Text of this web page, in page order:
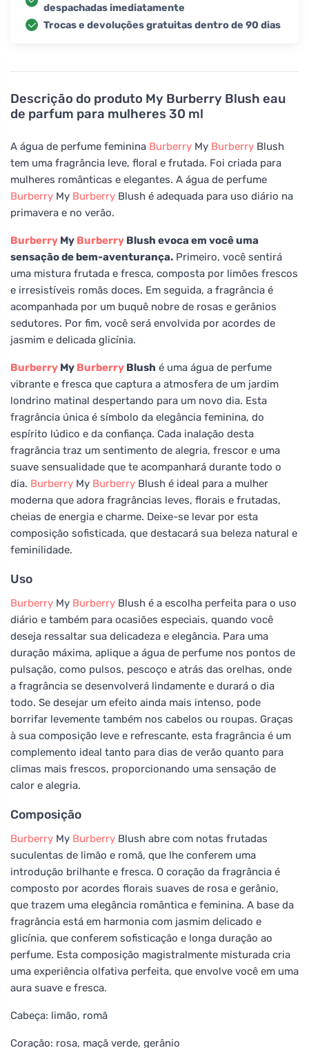
Descrição do produto My Burberry Blush eau
de parfum para mulheres 30 ml
A água de perfume feminina Burberry My Burberry Blush
tem uma fragrância leve, floral e frutada. Foi criada para
mulheres românticas e elegantes. A água de perfume
Burberry My Burberry Blush é adequada para uso diário na
primavera e no verão.
Burberry My Burberry Blush evoca em você uma
sensação de bem-aventurança. Primeiro, você sentirá
uma mistura frutada e fresca, composta por limões frescos
e irresistíveis romãs doces. Em seguida, a fragrância é
acompanhada por um buquê nobre de rosas e gerânios
sedutores. Por fim, você será envolvida por acordes de
jasmim e delicada glicínia.
Burberry My Burberry Blush é uma água de perfume
vibrante e fresca que captura a atmosfera de um jardim
londrino matinal despertando para um novo dia. Esta
fragrância única é símbolo da elegância feminina, do
espírito lúdico e da confiança. Cada inalação desta
fragrância traz um sentimento de alegria, frescor e uma
suave sensualidade que te acompanhará durante todo o
dia. Burberry My Burberry Blush é ideal para a mulher
moderna que adora fragrâncias leves, florais e frutadas,
cheias de energia e charme. Deixe-se levar por esta
composição sofisticada, que destacará sua beleza natural e
feminilidade.
Uso
Burberry My Burberry Blush é a escolha perfeita para o uso
diário e também para ocasiões especiais, quando você
deseja ressaltar sua delicadeza e elegância. Para uma
duração máxima, aplique a água de perfume nos pontos de
pulsação, como pulsos, pescoço e atrás das orelhas, onde
a fragrância se desenvolverá lindamente e durará o dia
todo. Se desejar um efeito ainda mais intenso, pode
borrifar levemente também nos cabelos ou roupas. Graças
à sua composição leve e refrescante, esta fragrância é um
complemento ideal tanto para dias de verão quanto para
climas mais frescos, proporcionando uma sensação de
calor e alegria.
Composição
Burberry My Burberry Blush abre com notas frutadas
suculentas de limão e romã, que lhe conferem uma
introdução brilhante e fresca. O coração da fragrância é
composto por acordes florais suaves de rosa e gerânio,
que trazem uma elegância romântica e feminina. A base da
fragrância está em harmonia com jasmim delicado e
glicínia, que conferem sofisticação e longa duração ao
perfume. Esta composição magistralmente misturada cria
uma experiência olfativa perfeita, que envolve você em uma
aura suave e fresca.
Cabeça: limão, romã
Coração: rosa, maçã verde, gerânio
despachadas imediatamente
Trocas e devoluções gratuitas dentro de 90 dias